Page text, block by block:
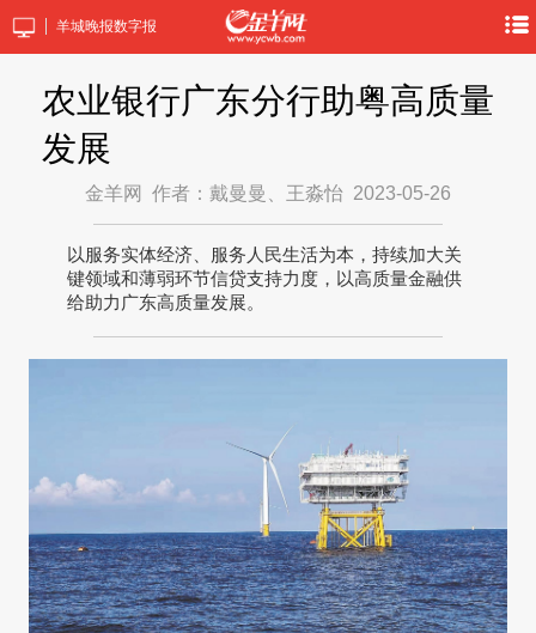
羊城晚报数字报
农业银行广东分行助粤高质量
发展
金羊网 作者：戴曼曼、王淼怡 2023-05-26
以服务实体经济、服务人民生活为本，持续加大关
键领域和薄弱环节信贷支持力度，以高质量金融供
给助力广东高质量发展。